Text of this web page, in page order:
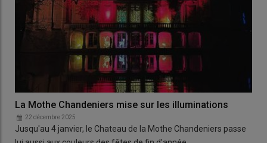
La Mothe Chandeniers mise sur les illuminations
22 décembre 2025
Jusqu'au 4 janvier, le Chateau de la Mothe Chandeniers passe